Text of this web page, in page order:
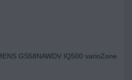
GS58NAWDV IQ500 varioZone